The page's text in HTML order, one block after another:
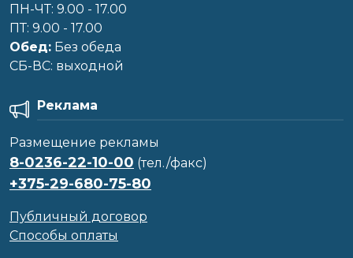
ПН-ЧТ: 9.00 - 17.00
ПТ: 9.00 - 17.00
Обед: Без обеда
CБ-ВС: выходной
Реклама
Размещение рекламы
8-0236-22-10-00 (тел./факс)
+375-29-680-75-80
Публичный договор
Способы оплаты